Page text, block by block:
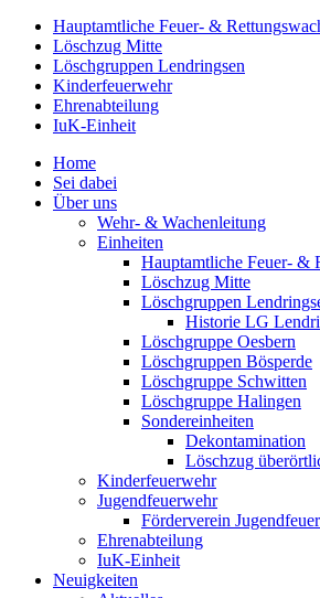
Hauptamtliche Feuer- &
Löschzug Mitte
Löschgruppen Lendringsen
Kinderfeuerwehr
Ehrenabteilung
IuK-Einheit
Home
Sei dabei
Über uns
Wehr- & Wachenleitung
Einheiten
Hauptamtliche Feuer- &
Löschzug Mitte
Löschgruppen
Historie LG
Löschgruppe Oesbern
Löschgruppen Bösperde
Löschgruppe Schwitten
Löschgruppe Halingen
Sondereinheiten
Dekontamination
Löschzug
Kinderfeuerwehr
Jugendfeuerwehr
Förderverein
Ehrenabteilung
IuK-Einheit
Neuigkeiten